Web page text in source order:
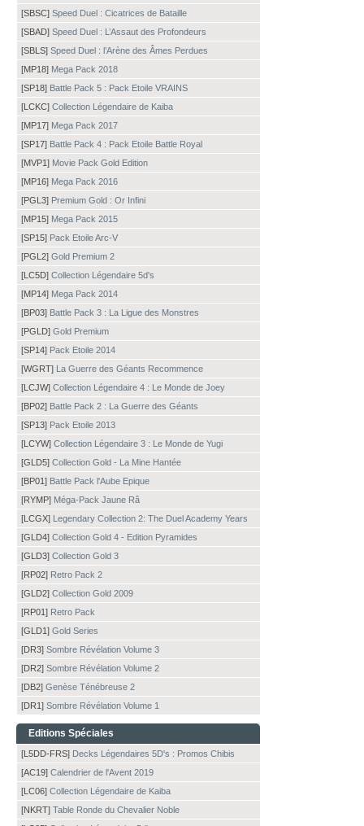
[SBSC] Speed Duel : Cicatrices de Bataille
[SBAD] Speed Duel : L’Assaut des Profondeurs
[SBLS] Speed Duel : l’Arène des Âmes Perdues
[MP18] Mega Pack 2018
[SP18] Battle Pack 5 : Pack Etoile VRAINS
[LCKC] Collection Légendaire de Kaiba
[MP17] Mega Pack 2017
[SP17] Battle Pack 4 : Pack Etoile Battle Royal
[MVP1] Movie Pack Gold Edition
[MP16] Mega Pack 2016
[PGL3] Premium Gold : Or Infini
[MP15] Mega Pack 2015
[SP15] Pack Etoile Arc-V
[PGL2] Gold Premium 2
[LC5D] Collection Légendaire 5d's
[MP14] Mega Pack 2014
[BP03] Battle Pack 3 : La Ligue des Monstres
[PGLD] Gold Premium
[SP14] Pack Etoile 2014
[WGRT] La Guerre des Géants Recommence
[LCJW] Collection Légendaire 4 : Le Monde de Joey
[BP02] Battle Pack 2 : La Guerre des Géants
[SP13] Pack Etoile 2013
[LCYW] Collection Légendaire 3 : Le Monde de Yugi
[GLD5] Collection Gold - La Mine Hantée
[BP01] Battle Pack l'Aube Epique
[RYMP] Méga-Pack Jaune Râ
[LCGX] Legendary Collection 2: The Duel Academy Years
[GLD4] Collection Gold 4 - Edition Pyramides
[GLD3] Collection Gold 3
[RP02] Retro Pack 2
[GLD2] Collection Gold 2009
[RP01] Retro Pack
[GLD1] Gold Series
[DR3] Sombre Révélation Volume 3
[DR2] Sombre Révélation Volume 2
[DB2] Genèse Ténébreuse 2
[DR1] Sombre Révélation Volume 1
Editions Spéciales
[L5DD-FRS] Decks Légendaires 5D's : Promos Chibis
[AC19] Calendrier de l'Avent 2019
[LC06] Collection Légendaire de Kaiba
[NKRT] Table Ronde du Chevalier Noble